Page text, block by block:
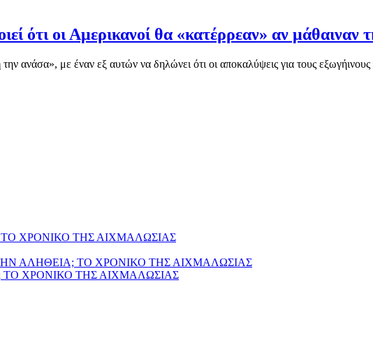
ότι οι Αμερικανοί θα «κατέρρεαν» αν μάθαιναν
με έναν εξ αυτών να δηλώνει ότι οι αποκαλύψεις για τους εξωγήινους
ΧΡΟΝΙΚΟ ΤΗΣ ΑΙΧΜΑΛΩΣΙΑΣ
ΑΛΗΘΕΙΑ; ΤΟ ΧΡΟΝΙΚΟ ΤΗΣ ΑΙΧΜΑΛΩΣΙΑΣ
ΤΟ ΧΡΟΝΙΚΟ ΤΗΣ ΑΙΧΜΑΛΩΣΙΑΣ